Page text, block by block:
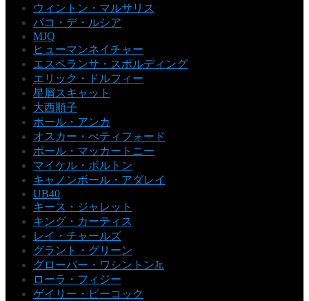
ウィントン・マルサリス
パコ・デ・ルシア
MJQ
ヒューマンネイチャー
エスペランサ・スポルディング
エリック・ドルフィー
星屑スキャット
大西順子
ポール・アンカ
オスカー・ぺティフォード
ポール・マッカートニー
マイケル・ボルトン
キャノンボール・アダレイ
UB40
キース・ジャレット
キング・カーティス
レイ・チャールズ
グラント・グリーン
グローバー・ワシントンJr.
ローラ・フィジー
ゲイリー・ピーコック